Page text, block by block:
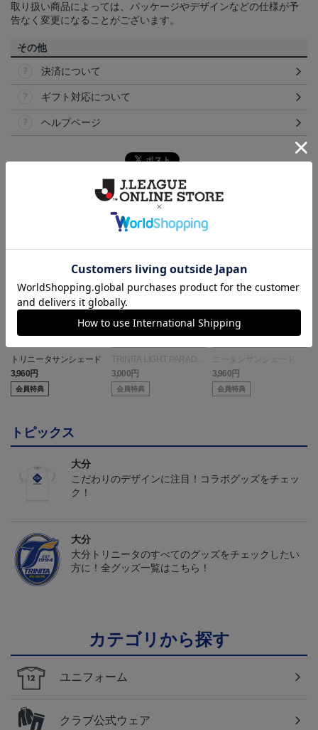
取り扱い商品によっては、パッケージやデザインなどの仕様が予
告なく変更になることがございます。
その他
決済について
ギフト対応について
ヘルプページ
トリニータサンシェード
3,960円
会員特典
TRINITA LIGHT PARADE
ペンライト白（ニータンv
er.）
3,000円
会員特典
ニータンサンシェード
3,960円
会員特典
トピックス
大分
こだわりのデザインに注目！コラボグッズをチェッ
ク！
大分
大分トリニータのすべてのグッズをチェックしたい
方に！全グッズ一覧はこちら！
カテゴリから探す
ユニフォーム
クラブ公式ウェア